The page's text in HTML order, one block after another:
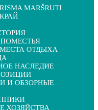
MARŠRUTI
ОТДЫХА
НАСЛЕДИЕ
И ОБЗОРНЫЕ
ХОЗЯЙСТВА